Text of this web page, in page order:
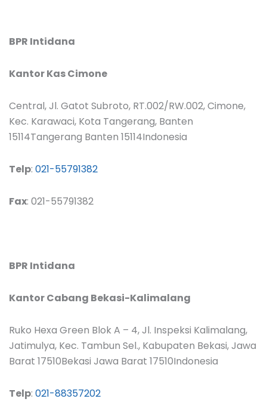
BPR Intidana
Kantor Kas Cimone
Central, Jl. Gatot Subroto, RT.002/RW.002, Cimone,
Kec. Karawaci, Kota Tangerang, Banten
15114Tangerang Banten 15114Indonesia
Telp: 021-55791382
Fax: 021-55791382
BPR Intidana
Kantor Cabang Bekasi-Kalimalang
Ruko Hexa Green Blok A – 4, Jl. Inspeksi Kalimalang,
Jatimulya, Kec. Tambun Sel., Kabupaten Bekasi, Jawa
Barat 17510Bekasi Jawa Barat 17510Indonesia
Telp: 021-88357202